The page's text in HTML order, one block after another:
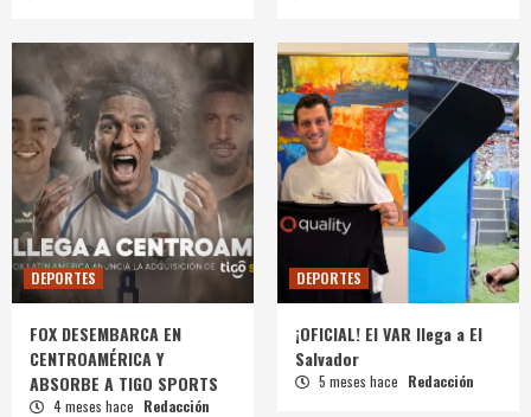
DEPORTES
FOX DESEMBARCA EN
CENTROAMÉRICA Y
ABSORBE A TIGO SPORTS
4 meses hace Redacción
DEPORTES
¡OFICIAL! El VAR llega a El
Salvador
5 meses hace Redacción